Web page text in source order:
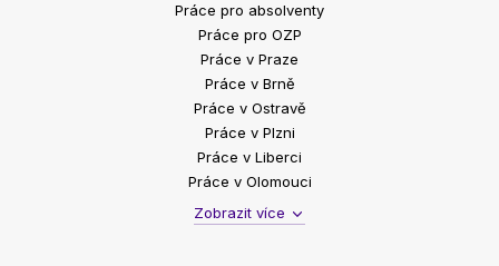
Práce pro absolventy
Práce pro OZP
Práce v Praze
Práce v Brně
Práce v Ostravě
Práce v Plzni
Práce v Liberci
Práce v Olomouci
Zobrazit více